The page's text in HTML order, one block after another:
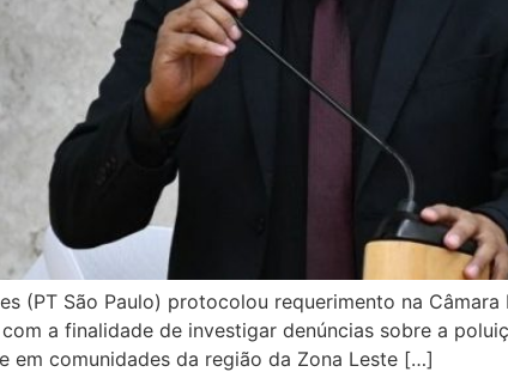
(PT São Paulo) protocolou requerimento na
a finalidade de investigar denúncias sobre a
em comunidades da região da Zona Leste […]